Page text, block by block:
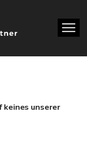
keines unserer